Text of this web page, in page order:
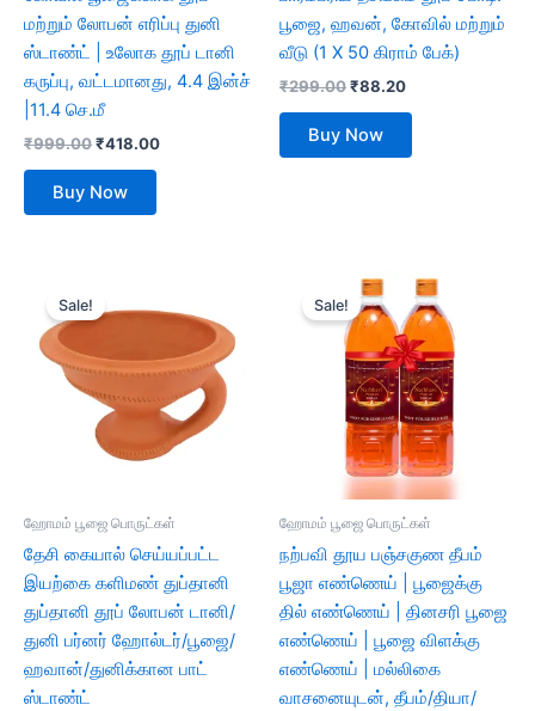
மற்றும் லோபன் எரிப்பு துனி
ஸ்டாண்ட் | உலோக தூப் டானி
கருப்பு, வட்டமானது, 4.4 இன்ச்
|11.4 செ.மீ
₹999.00₹418.00
Buy Now
பூஜை, ஹவன், கோவில் மற்றும்
வீடு (1 X 50 கிராம் பேக்)
₹299.00₹88.20
Buy Now
Sale!
ஹோமம் பூஜை பொருட்கள்
தேசி கையால் செய்யப்பட்ட
இயற்கை களிமண் துப்தானி
துப்தானி தூப் லோபன் டானி/
துனி பர்னர் ஹோல்டர்/பூஜை/
ஹவான்/துனிக்கான பாட்
ஸ்டாண்ட்
was:
is:
₹188.00.
Sale!
ஹோமம் பூஜை பொருட்கள்
நற்பவி தூய பஞ்சகுண தீபம்
பூஜா எண்ணெய் | பூஜைக்கு
தில் எண்ணெய் | தினசரி பூஜை
எண்ணெய் | பூஜை விளக்கு
எண்ணெய் | மல்லிகை
வாசனையுடன், தீபம்/தியா/
Original
price
was:
₹1,200.00.
Current
price
is:
₹698.00.